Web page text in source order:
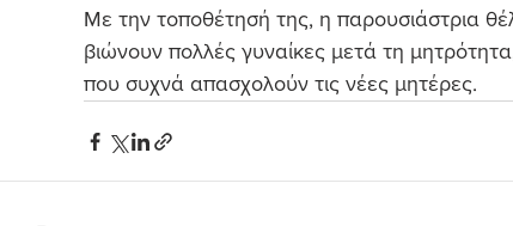
Με την τοποθέτησή της, η παρουσιάστρια
βιώνουν πολλές γυναίκες μετά τη
που συχνά απασχολούν τις νέες μητέρες.